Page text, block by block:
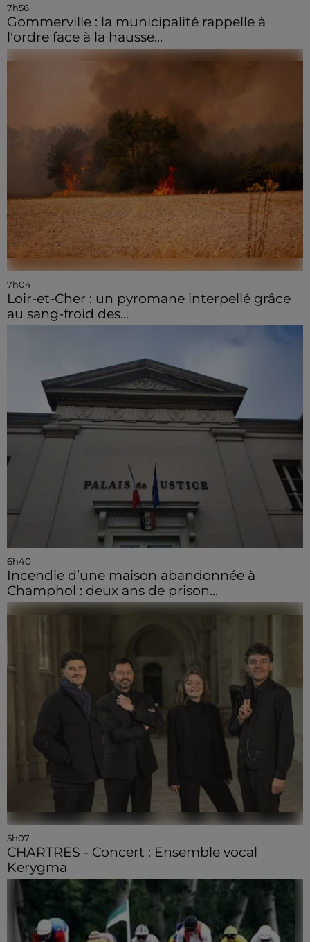
7h56
Gommerville : la municipalité rappelle à
l'ordre face à la hausse...
7h04
Loir-et-Cher : un pyromane interpellé grâce
au sang-froid des...
6h40
Incendie d’une maison abandonnée à
Champhol : deux ans de prison...
5h07
CHARTRES - Concert : Ensemble vocal
Kerygma